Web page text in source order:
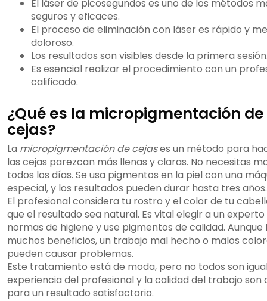
El láser de picosegundos es uno de los métodos
seguros y eficaces.
El proceso de eliminación con láser es rápido y
doloroso.
Los resultados son visibles desde la primera
Es esencial realizar el procedimiento con un
calificado.
¿Qué es la micropigmentación de
cejas?
La micropigmentación de cejases un método para
las cejas parezcan más llenas y claras. No necesitas
todos los días. Se usa pigmentos en la piel con una
especial, y los resultados pueden durar hasta tres años.
El profesional considera tu rostro y el color de tu
que el resultado sea natural. Es vital elegir a un experto
normas de higiene y use pigmentos de calidad. Aunque
muchos beneficios, un trabajo mal hecho o malos
pueden causar problemas.
Este tratamiento está de moda, pero no todos son
experiencia del profesional y la calidad del trabajo son
para un resultado satisfactorio.